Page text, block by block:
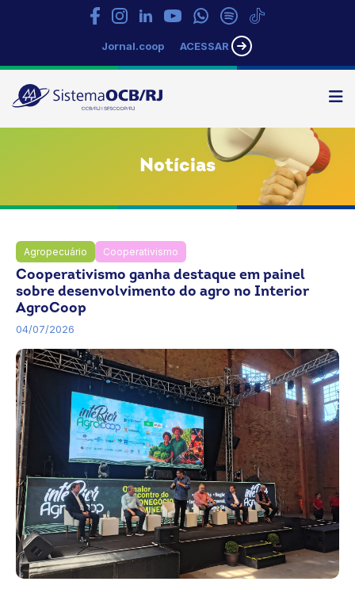
Jornal.coop ACESSAR
Sistema
OCB/RJ
Notícias
Agropecuário Cooperativismo
Cooperativismo ganha destaque em painel
sobre desenvolvimento do agro no Interior
AgroCoop
04/07/2026